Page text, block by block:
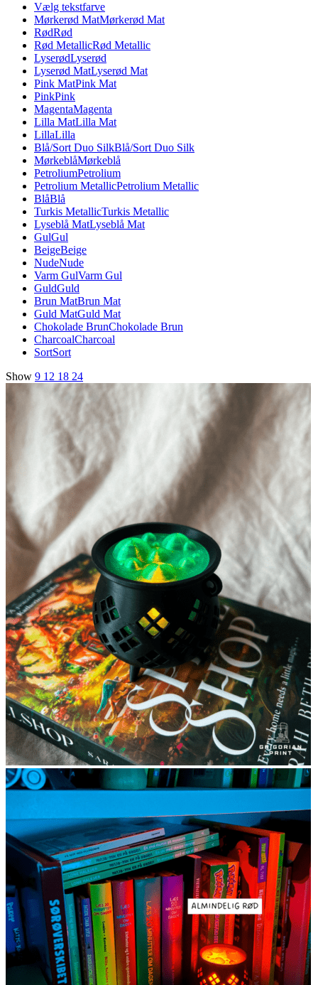
Vælg tekstfarve
Mørkerød MatMørkerød Mat
RødRød
Rød MetallicRød Metallic
LyserødLyserød
Lyserød MatLyserød Mat
Pink MatPink Mat
PinkPink
MagentaMagenta
Lilla MatLilla Mat
LillaLilla
Blå/Sort Duo SilkBlå/Sort Duo Silk
MørkeblåMørkeblå
PetroliumPetrolium
Petrolium MetallicPetrolium Metallic
BlåBlå
Turkis MetallicTurkis Metallic
Lyseblå MatLyseblå Mat
GulGul
BeigeBeige
NudeNude
Varm GulVarm Gul
GuldGuld
Brun MatBrun Mat
Guld MatGuld Mat
Chokolade BrunChokolade Brun
CharcoalCharcoal
SortSort
Show 9 12 18 24